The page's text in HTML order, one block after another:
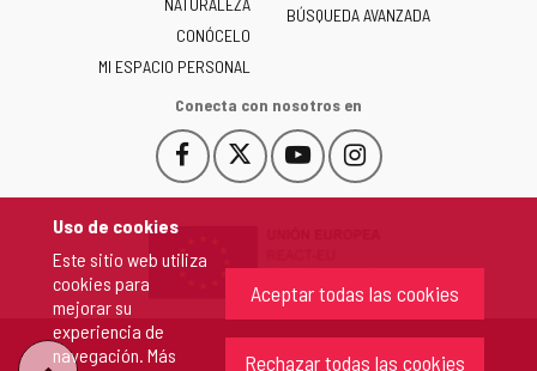
Uso de cookies
Este sitio web utiliza
cookies para
mejorar su
experiencia de
navegación. Más
Aceptar todas las cookies
Rechazar todas las cookies
y
León
-
CONÓCELO
MI ESPACIO PERSONAL
BÚSQUEDA AVANZADA
Conecta con nosotros en
Facebook
Este
enlace
en
nueva.
Este
enlace
una
ventana
nueva.
YouTube
Este
enlace
una
ventana
nueva.
Instagram
Este
enlace
una
ventana
nueva.